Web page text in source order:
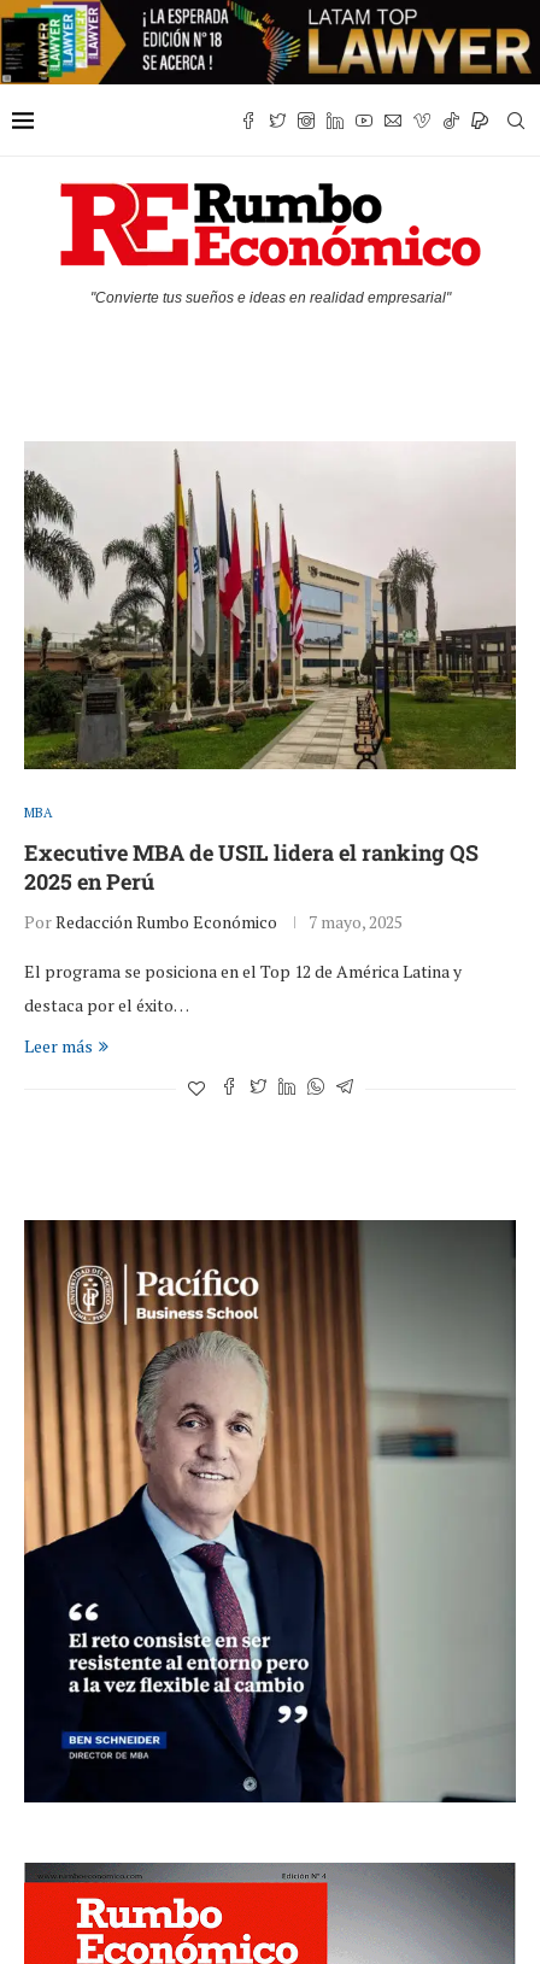
"Convierte tus sueños e ideas en realidad empresarial"
MBA
Executive MBA de USIL lidera el ranking QS
2025 en Perú
PorRedacción Rumbo Económico 7 mayo, 2025
El programa se posiciona en el Top 12 de América Latina y
destaca por el éxito…
Leer más